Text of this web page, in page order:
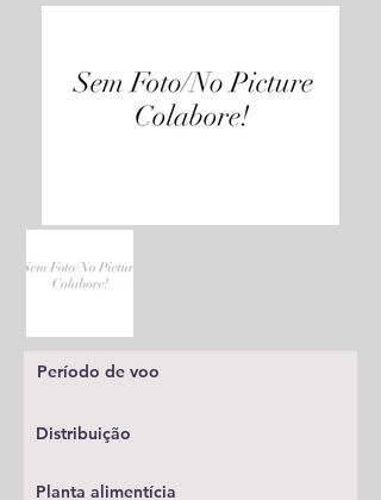
Período de voo
Distribuição
Planta alimentícia